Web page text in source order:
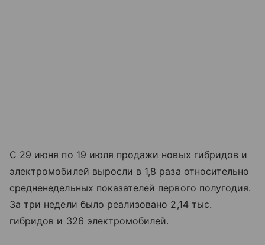
С 29 июня по 19 июля продажи новых гибридов и
электромобилей выросли в 1,8 раза относительно
средненедельных показателей первого полугодия.
За три недели было реализовано 2,14 тыс.
гибридов и 326 электромобилей.